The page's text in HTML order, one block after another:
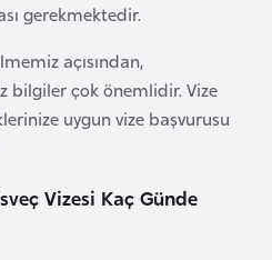
gerekmektedir.
açısından,
bilgiler çok önemlidir. Vize
uygun vize başvurusu
Vizesi Kaç Günde